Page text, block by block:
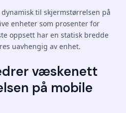
til skjermstørrelsen på
enheter som prosenter for
oppsett har en statisk bredde
uavhengig av enhet.
væskenett
på mobile